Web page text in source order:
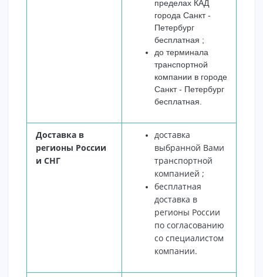
пределах КАД
города Санкт -
Петербург
бесплатная ;
до терминала
транспортной
компании в городе
Санкт - Петербург
бесплатная.
Доставка в
регионы России
и СНГ
доставка
выбранной Вами
транспортной
компанией ;
бесплатная
доставка в
регионы России
по согласованию
со специалистом
компании.